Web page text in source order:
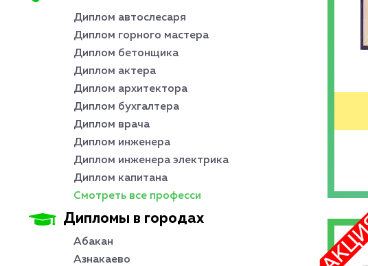
Диплом автослесаря
Диплом горного мастера
Диплом бетонщика
Диплом актера
Диплом архитектора
Диплом бухгалтера
Диплом врача
Диплом инженера
Диплом инженера электрика
Диплом капитана
Смотреть все професси
Дипломы в городах
Абакан
Азнакаево